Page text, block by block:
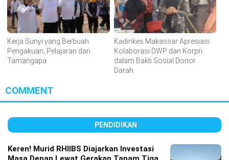
Kerja Sunyi yang Berbuah
Pengakuan, Pelajaran dari
Tamangapa
Kadinkes Makassar Apresiasi
Kolaborasi DWP dan Korpri
dalam Bakti Sosial Donor
Darah
COMMENT
PENDIDIKAN
Keren! Murid RHIIBS Diajarkan Investasi